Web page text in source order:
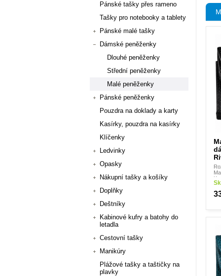
Pánské tašky přes rameno
Tašky pro notebooky a tablety
Pánské malé tašky
Dámské peněženky
Dlouhé peněženky
Střední peněženky
Malé peněženky
Pánské peněženky
Pouzdra na doklady a karty
Kasírky, pouzdra na kasírky
Klíčenky
Ledvinky
Opasky
Nákupní tašky a košíky
Doplňky
Deštníky
Kabinové kufry a batohy do
letadla
Cestovní tašky
Manikúry
Plážové tašky a taštičky na
plavky